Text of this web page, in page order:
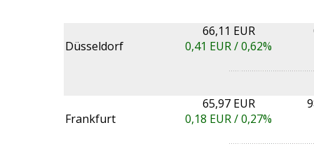
Düsseldorf
66,11 EUR
0,41 EUR /0,62%
Frankfurt
65,97 EUR
0,18 EUR /0,27%